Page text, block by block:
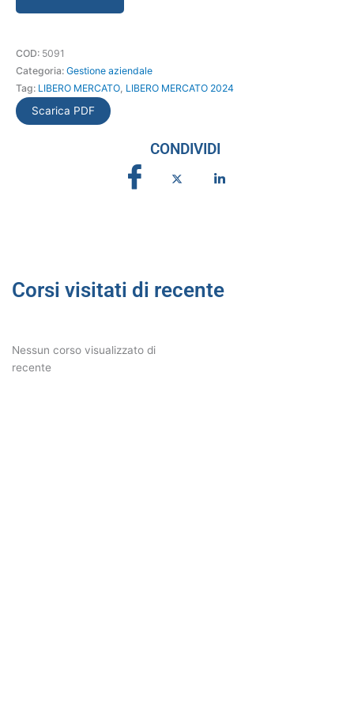
di
Accountability
quantità
COD: 5091
Categoria: Gestione aziendale
Tag: LIBERO MERCATO, LIBERO MERCATO 2024
Scarica PDF
CONDIVIDI
Corsi visitati di recente
Nessun corso visualizzato di
recente